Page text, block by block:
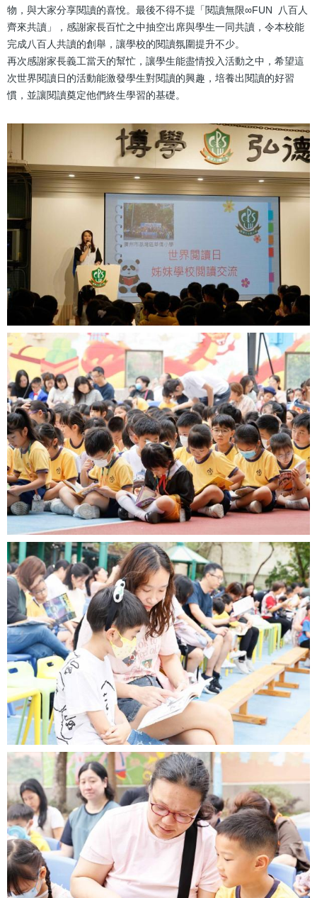
物，與大家分享閱讀的喜悅。最後不得不提「閱讀無限∞FUN 八百人
齊來共讀」，感謝家長百忙之中抽空出席與學生一同共讀，令本校能
完成八百人共讀的創舉，讓學校的閱讀氛圍提升不少。
再次感謝家長義工當天的幫忙，讓學生能盡情投入活動之中，希望這
次世界閱讀日的活動能激發學生對閱讀的興趣，培養出閱讀的好習
慣，並讓閱讀奠定他們終生學習的基礎。